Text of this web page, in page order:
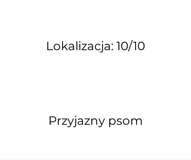
Lokalizacja: 10/10
Przyjazny psom